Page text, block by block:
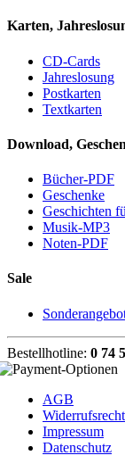
Karten,
CD-Cards
Jahreslosung
Postkarten
Textkarten
Download,
Bücher-PDF
Geschenke
Geschichten
Musik-MP3
Noten-PDF
Sale
Bestellhotline: 0 74
AGB
Widerrufsrecht
Impressum
Datenschutz